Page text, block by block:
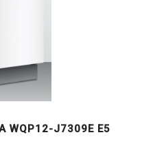
WQP12-J7309E E5